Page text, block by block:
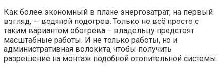
Как более экономный в плане энергозатрат, на первый
взгляд, — водяной подогрев. Только не всё просто с
таким вариантом обогрева – владельцу предстоят
масштабные работы. И не только работы, но и
административная волокита, чтобы получить
разрешение на монтаж подобной отопительной системы.